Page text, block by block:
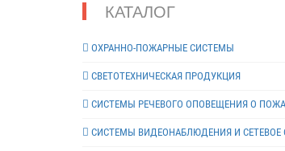
КАТАЛОГ
ОХРАННО-ПОЖАРНЫЕ СИСТЕМЫ
СВЕТОТЕХНИЧЕСКАЯ ПРОДУКЦИЯ
СИСТЕМЫ РЕЧЕВОГО ОПОВЕЩЕНИЯ О
СИСТЕМЫ ВИДЕОНАБЛЮДЕНИЯ И СЕТЕВОЕ